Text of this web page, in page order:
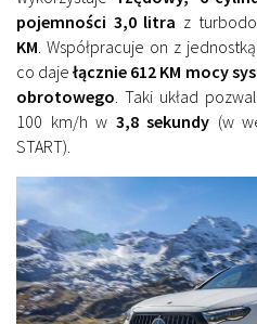
pojemności 3,0 litra z
KM. Współpracuje on z
co dajełącznie 612 KM mocy
obrotowego. Taki układ
100 km/h w 3,8 sekundy (w
START).